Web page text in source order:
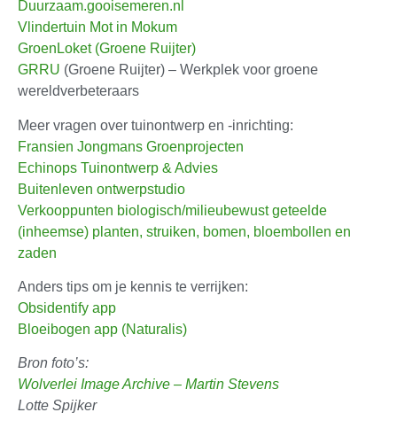
Duurzaam.gooisemeren.nl
Vlindertuin Mot in Mokum
GroenLoket (Groene Ruijter)
GRRU (Groene Ruijter) – Werkplek voor groene
wereldverbeteraars
Meer vragen over tuinontwerp en -inrichting:
Fransien Jongmans Groenprojecten
Echinops Tuinontwerp & Advies
Buitenleven ontwerpstudio
Verkooppunten biologisch/milieubewust geteelde
(inheemse) planten, struiken, bomen, bloembollen en
zaden
Anders tips om je kennis te verrijken:
Obsidentify app
Bloeibogen app (Naturalis)
Bron foto’s:
Wolverlei Image Archive – Martin Stevens
Lotte Spijker